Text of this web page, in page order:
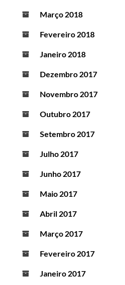
Março 2018
Fevereiro 2018
Janeiro 2018
Dezembro 2017
Novembro 2017
Outubro 2017
Setembro 2017
Julho 2017
Junho 2017
Maio 2017
Abril 2017
Março 2017
Fevereiro 2017
Janeiro 2017